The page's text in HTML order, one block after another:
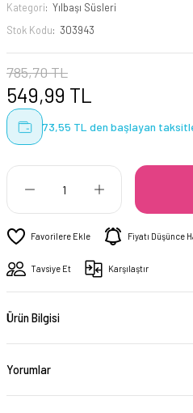
Kategori
Yılbaşı Süsleri
Stok Kodu
303943
785,70 TL
549,99 TL
73,55 TL den başlayan
Fiyatı Düşünce
Tavsiye Et Karşılaştır
Ürün Bilgisi
Yorumlar